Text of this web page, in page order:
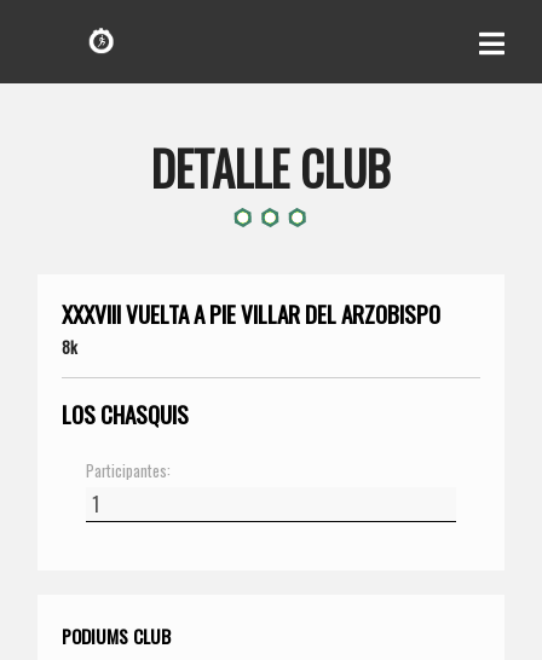
DETALLE CLUB
XXXVIII VUELTA A PIE VILLAR DEL ARZOBISPO
8k
LOS CHASQUIS
Participantes:
PODIUMS CLUB